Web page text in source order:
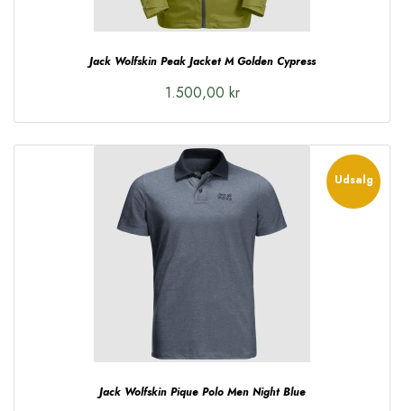
Jack Wolfskin Peak Jacket M Golden Cypress
1.500,00 kr
Udsalg
Jack Wolfskin Pique Polo Men Night Blue